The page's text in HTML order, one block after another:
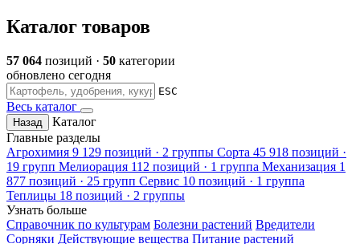
Каталог товаров
57 064 позиций · 50 категории
обновлено сегодня
ESC
Весь каталог
Назад
Каталог
Главные разделы
Агрохимия 9 129 позиций · 2 группы Сорта 45 918 позиций ·
19 групп Мелиорация 112 позиций · 1 группа Механизация 1
877 позиций · 25 групп Сервис 10 позиций · 1 группа
Теплицы 18 позиций · 2 группы
Узнать больше
Справочник по культурам Болезни растений Вредители
Сорняки Действующие вещества Питание растений